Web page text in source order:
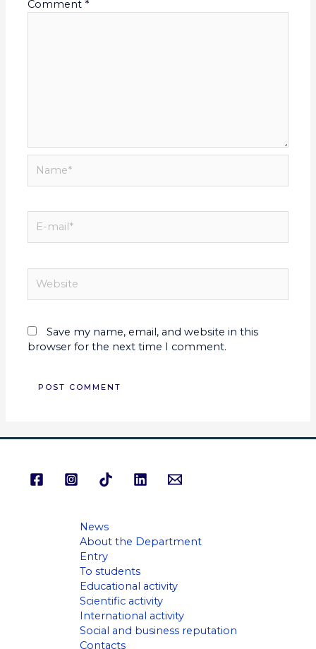
Comment *
Save my name, email, and website in this
browser for the next time I comment.
News
About the Department
Entry
To students
Educational activity
Scientific activity
International activity
Social and business reputation
Contacts